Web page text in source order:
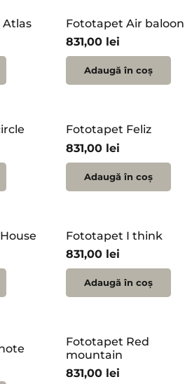
Atlas
Fototapet Air baloon
831,00 lei
Adaugă în coș
Fototapet Feliz
831,00 lei
Adaugă în coș
Fototapet I think
831,00 lei
Adaugă în coș
Fototapet Red
mountain
831,00 lei